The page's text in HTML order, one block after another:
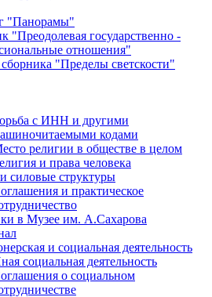
"Панорамы"
"Преодолевая государственно -
отношения"
"Пределы светскости"
с ИНН и другими
кодами
религии в обществе в целом
и права человека
силовые структуры
и практическое
в Музее им. А.Сахарова
и социальная деятельность
социальная деятельность
о социальном